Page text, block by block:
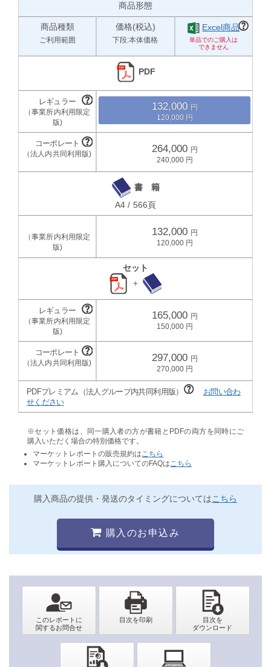
商品形態
商品種類
ご利用範囲
価格(税込)
下段:本体価格
Excel商品
PDF
132,000
120,000
264,000
240,000
書 籍
A4 / 566頁
132,000
120,000
セット
＋
165,000
150,000
297,000
270,000
PDFプレミアム（法人グループ内共同利用版）
お問い合わ
せください
※セット価格は、同一購入者の方が書籍とPDFの両方を同時にご
購入いただく場合の特別価格です。
マーケットレポートの販売規約は こちら
マーケットレポート購入についてのFAQは こちら
購入商品の提供・発送のタイミングについてはこちら
購入のお申込み